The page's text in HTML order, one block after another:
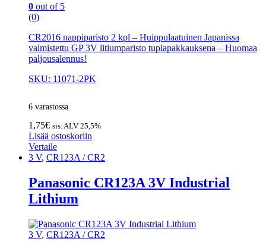
0 out of 5
(0)
CR2016 nappiparisto 2 kpl – Huippulaatuinen Japanissa
valmistettu GP 3V litiumparisto tuplapakkauksena – Huomaa
paljousalennus!
SKU: 11071-2PK
6 varastossa
1,75€ sis. ALV 25,5%
Lisää ostoskoriin
Vertaile
3 V, CR123A / CR2
Panasonic CR123A 3V Industrial
Lithium
3 V, CR123A / CR2